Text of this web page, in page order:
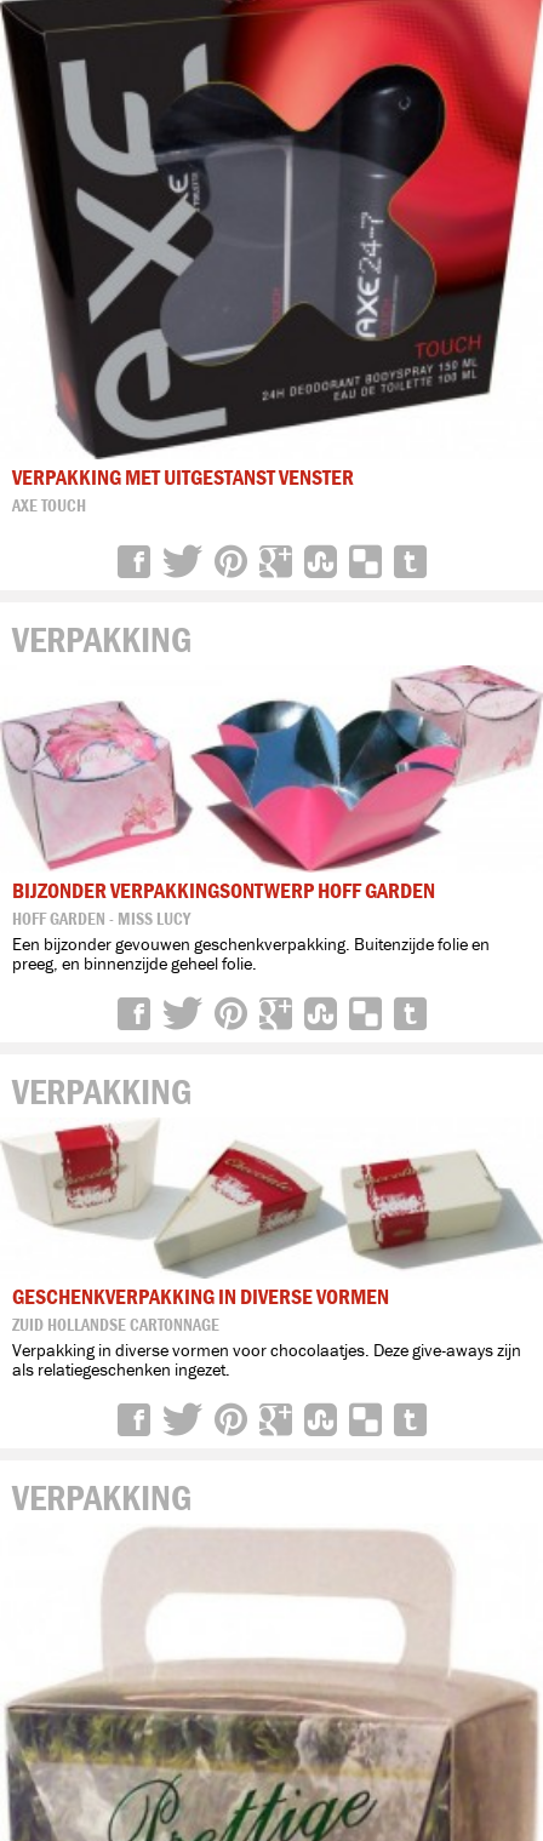
VERPAKKING MET UITGESTANST VENSTER
AXE TOUCH
VERPAKKING
BIJZONDER VERPAKKINGSONTWERP HOFF GARDEN
HOFF GARDEN - MISS LUCY
Een bijzonder gevouwen geschenkverpakking. Buitenzijde folie en
preeg, en binnenzijde geheel folie.
VERPAKKING
GESCHENKVERPAKKING IN DIVERSE VORMEN
ZUID HOLLANDSE CARTONNAGE
Verpakking in diverse vormen voor chocolaatjes. Deze give-aways zijn
als relatiegeschenken ingezet.
VERPAKKING